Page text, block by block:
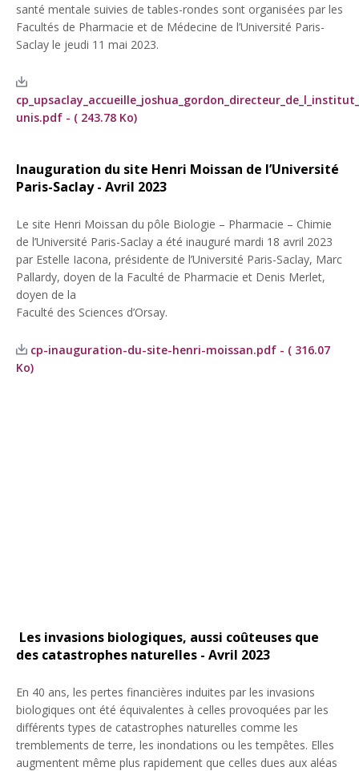
santé mentale suivies de tables-rondes sont organisées par les
Facultés de Pharmacie et de Médecine de l’Université Paris-
Saclay le jeudi 11 mai 2023.
unis.pdf - ( 243.78 Ko)
Inauguration du site Henri Moissan de l’Université
Paris-Saclay - Avril 2023
Le site Henri Moissan du pôle Biologie – Pharmacie – Chimie
de l’Université Paris-Saclay a été inauguré mardi 18 avril 2023
par Estelle Iacona, présidente de l’Université Paris-Saclay, Marc
Pallardy, doyen de la Faculté de Pharmacie et Denis Merlet,
doyen de la
Faculté des Sciences d’Orsay.
cp-inauguration-du-site-henri-moissan.pdf - ( 316.07
Ko)
Les invasions biologiques, aussi coûteuses que
des catastrophes naturelles - Avril 2023
En 40 ans, les pertes financières induites par les invasions
biologiques ont été équivalentes à celles provoquées par les
différents types de catastrophes naturelles comme les
tremblements de terre, les inondations ou les tempêtes. Elles
augmentent même plus rapidement que celles dues aux aléas